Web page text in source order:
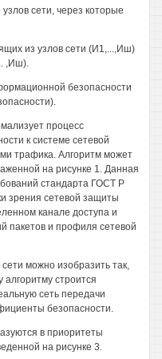
сети, через которые
из узлов сети (И1,...,Иш)
,Иш).
безопасности
процесс
к системе сетевой
трафика. Алгоритм может
на рисунке 1. Данная
стандарта ГОСТ Р
зрения сетевой защиты
канале доступа и
пакетов и профиля сетевой
можно изобразить так,
алгоритму строится
сеть передачи
безопасности.
в приоритеты
на рисунке 3.